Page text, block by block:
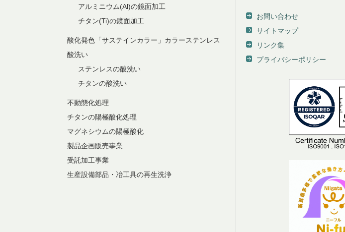
アルミニウム(Al)の鏡面加工
チタン(Ti)の鏡面加工
酸化発色「サステインカラー」カラーステンレス
酸洗い
ステンレスの酸洗い
チタンの酸洗い
不動態化処理
チタンの陽極酸化処理
マグネシウムの陽極酸化
製品企画販売事業
受託加工事業
生産設備部品・冶工具の再生洗浄
お問い合わせ
サイトマップ
リンク集
プライバシーポリシー